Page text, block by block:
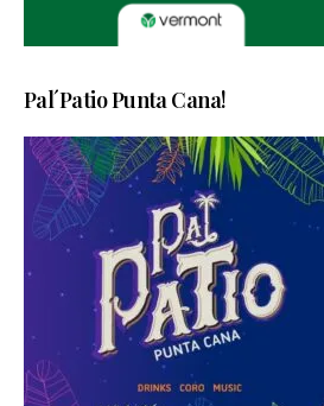
Pal´Patio Punta Cana!